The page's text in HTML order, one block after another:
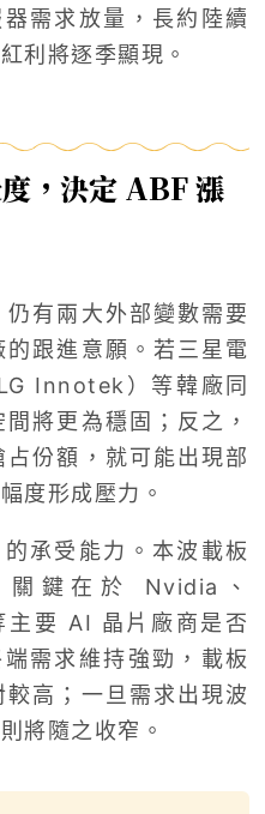
需求放量，長約陸續
利將逐季顯現。
，決定 ABF 漲
有兩大外部變數需要
跟進意願。若三星電
Innotek）等韓廠同
將更為穩固；反之，
份額，就可能出現部
度形成壓力。
承受能力。本波載板
鍵在於 Nvidia、
要 AI 晶片廠商是否
需求維持強勁，載板
高；一旦需求出現波
將隨之收窄。